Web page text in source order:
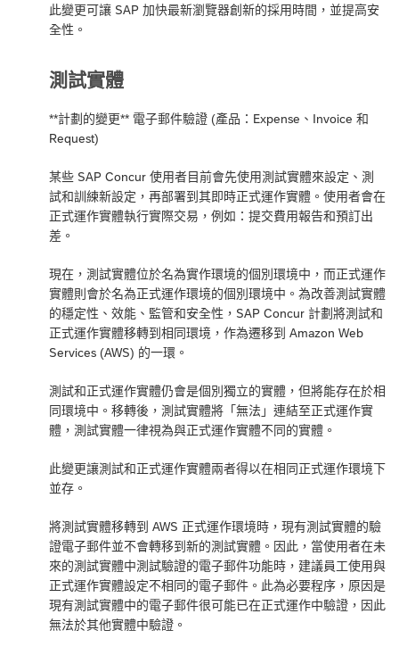
此變更可讓 SAP 加快最新瀏覽器創新的採用時間，並提高安
全性。
測試實體
**計劃的變更** 電子郵件驗證 (產品：Expense、Invoice 和
Request)
某些 SAP Concur 使用者目前會先使用測試實體來設定、測
試和訓練新設定，再部署到其即時正式運作實體。使用者會在
正式運作實體執行實際交易，例如：提交費用報告和預訂出
差。
現在，測試實體位於名為實作環境的個別環境中，而正式運作
實體則會於名為正式運作環境的個別環境中。為改善測試實體
的穩定性、效能、監管和安全性，SAP Concur 計劃將測試和
正式運作實體移轉到相同環境，作為遷移到 Amazon Web
Services (AWS) 的一環。
測試和正式運作實體仍會是個別獨立的實體，但將能存在於相
同環境中。移轉後，測試實體將「無法」連結至正式運作實
體，測試實體一律視為與正式運作實體不同的實體。
此變更讓測試和正式運作實體兩者得以在相同正式運作環境下
並存。
將測試實體移轉到 AWS 正式運作環境時，現有測試實體的驗
證電子郵件並不會轉移到新的測試實體。因此，當使用者在未
來的測試實體中測試驗證的電子郵件功能時，建議員工使用與
正式運作實體設定不相同的電子郵件。此為必要程序，原因是
現有測試實體中的電子郵件很可能已在正式運作中驗證，因此
無法於其他實體中驗證。